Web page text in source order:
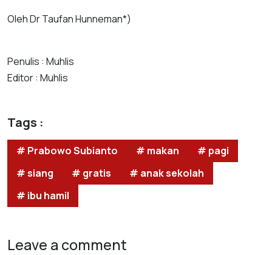
Oleh Dr Taufan Hunneman*)
Penulis : Muhlis
Editor : Muhlis
Tags :
# Prabowo Subianto # makan
# pagi
# siang
# gratis
# anak sekolah
# ibu hamil
Leave a comment